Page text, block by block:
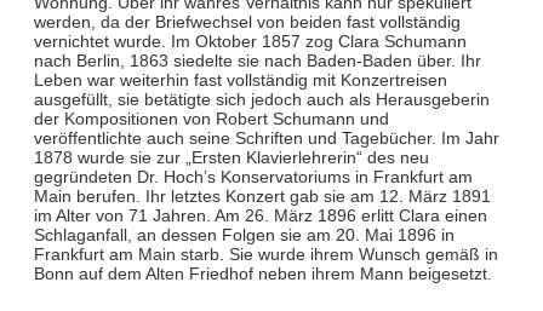
werden, da der Briefwechsel von beiden fast vollständig
vernichtet wurde. Im Oktober 1857 zog Clara Schumann
nach Berlin, 1863 siedelte sie nach Baden-Baden über. Ihr
Leben war weiterhin fast vollständig mit Konzertreisen
ausgefüllt, sie betätigte sich jedoch auch als Herausgeberin
der Kompositionen von Robert Schumann und
veröffentlichte auch seine Schriften und Tagebücher. Im Jahr
1878 wurde sie zur „Ersten Klavierlehrerin“ des neu
gegründeten Dr. Hoch’s Konservatoriums in Frankfurt am
Main berufen. Ihr letztes Konzert gab sie am 12. März 1891
im Alter von 71 Jahren. Am 26. März 1896 erlitt Clara einen
Schlaganfall, an dessen Folgen sie am 20. Mai 1896 in
Frankfurt am Main starb. Sie wurde ihrem Wunsch gemäß in
Bonn auf dem Alten Friedhof neben ihrem Mann beigesetzt.